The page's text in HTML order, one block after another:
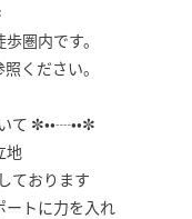
圏内です。
ください。
て ✼••┈••✼
地
ております
ートに力を入れ